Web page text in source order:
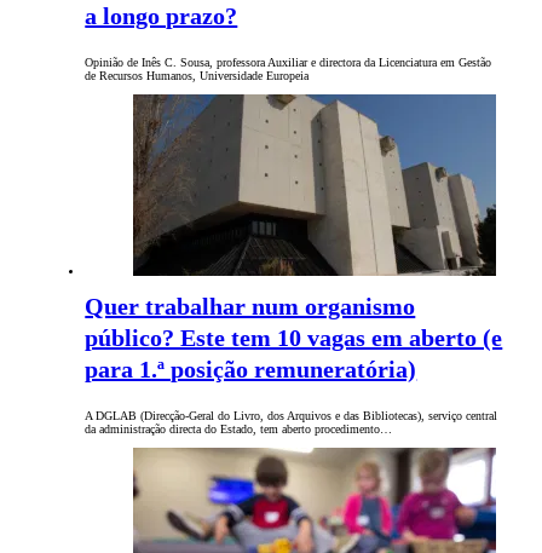
a longo prazo?
Opinião de Inês C. Sousa, professora Auxiliar e directora da Licenciatura em Gestão
de Recursos Humanos, Universidade Europeia
Quer trabalhar num organismo
público? Este tem 10 vagas em aberto (e
para 1.ª posição remuneratória)
A DGLAB (Direcção-Geral do Livro, dos Arquivos e das Bibliotecas), serviço central
da administração directa do Estado, tem aberto procedimento…